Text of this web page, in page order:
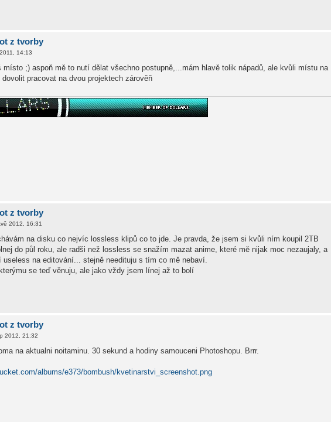
z tvorby
14:13
;) aspoň mě to nutí dělat všechno postupně,...mám hlavě tolik nápadů, ale kvůli místu na
pracovat na dvou projektech zárověň
z tvorby
2012, 16:31
na disku co nejvíc lossless klipů co to jde. Je pravda, že jsem si kvůli ním koupil 2TB
do půl roku, ale radši než lossless se snažím mazat anime, které mě nijak moc nezaujaly, a
useless na editování... stejně needituju s tím co mě nebaví.
se teď věnuju, ale jako vždy jsem línej až to bolí
z tvorby
2012, 21:32
na aktualni noitaminu. 30 sekund a hodiny samouceni Photoshopu. Brrr.
albums/e373/bombush/kvetinarstvi_screenshot.png